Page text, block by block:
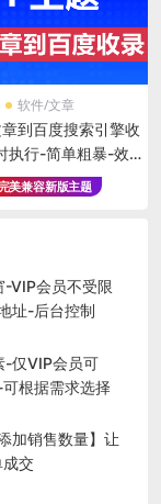
软件/文章
到百度搜索引擎收
执行-简单粗暴-效
效果-每天都有蜘蛛
美兼容新版主题
VIP会员不受限
址-后台控制
-仅VIP会员可
根据需求选择
加销售数量】让
交